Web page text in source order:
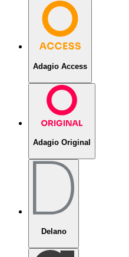
Adagio Access
Adagio Original
Delano